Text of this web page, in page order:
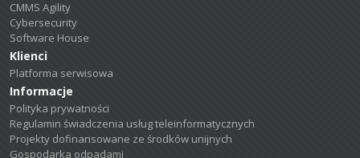
CMMS Agility
Cybersecurity
Software House
Klienci
Platforma serwisowa
Informacje
Polityka prywatności
Regulamin świadczenia usług teleinformatycznych
Projekty dofinansowane ze środków unijnych
Gospodarka odpadami